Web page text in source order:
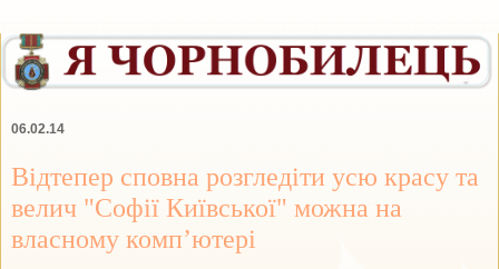
06.02.14
Відтепер сповна розгледіти усю красу та
велич "Софії Київської" можна на
власному комп’ютері